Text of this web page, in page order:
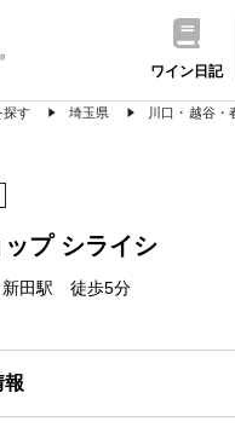
ワイン日記
探す 埼玉県 川口・越谷・
ップ シライシ
田駅 徒歩5分
報